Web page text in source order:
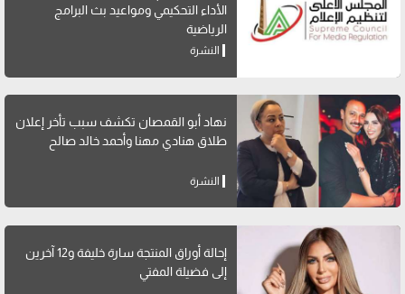
الأداء التحكيمي ومواعيد بث البرامج
الرياضية
النشرة
نهاد أبو القمصان تكشف سبب تأخر إعلان
طلاق هنادي مهنا وأحمد خالد صالح
النشرة
إحالة أوراق المنتجة سارة خليفة و12 آخرين
إلى فضيلة المفتي